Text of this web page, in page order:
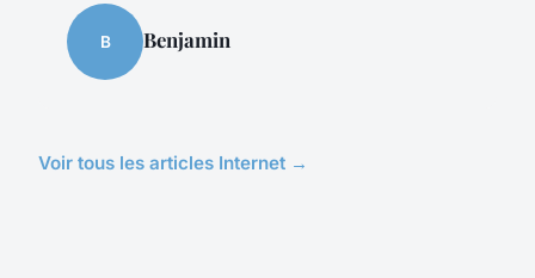
B Benjamin
Voir tous les articles Internet →